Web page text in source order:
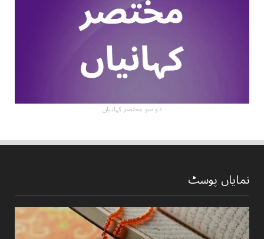
دو سو مختصر کہانیاں
نمایاں پوسٹ